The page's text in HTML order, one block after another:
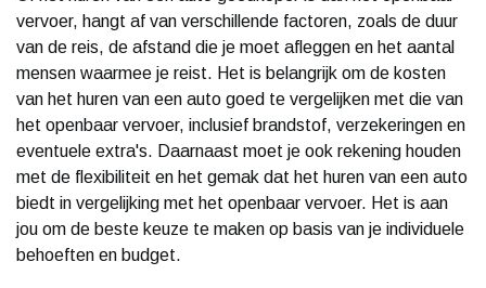
vervoer, hangt af van verschillende factoren, zoals de duur
van de reis, de afstand die je moet afleggen en het aantal
mensen waarmee je reist. Het is belangrijk om de kosten
van het huren van een auto goed te vergelijken met die van
het openbaar vervoer, inclusief brandstof, verzekeringen en
eventuele extra's. Daarnaast moet je ook rekening houden
met de flexibiliteit en het gemak dat het huren van een auto
biedt in vergelijking met het openbaar vervoer. Het is aan
jou om de beste keuze te maken op basis van je individuele
behoeften en budget.